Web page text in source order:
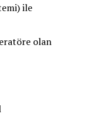
ile
olan